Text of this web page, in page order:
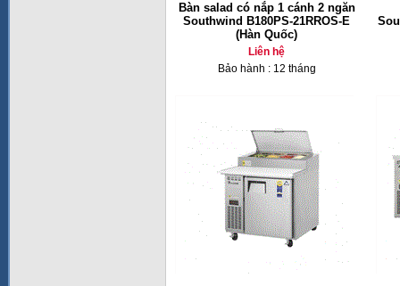
Bàn salad có nắp 1 cánh 2 ngăn
Southwind B180PS-21RROS-E
(Hàn Quốc)
Liên hệ
Bảo hành : 12 tháng